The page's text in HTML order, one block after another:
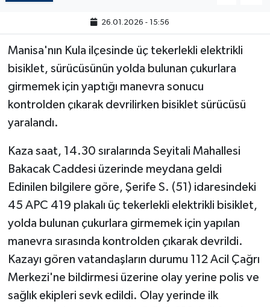
26.01.2026 - 15:56
Manisa'nın Kula ilçesinde üç tekerlekli elektrikli
bisiklet, sürücüsünün yolda bulunan çukurlara
girmemek için yaptığı manevra sonucu
kontrolden çıkarak devrilirken bisiklet sürücüsü
yaralandı.
Kaza saat, 14.30 sıralarında Seyitali Mahallesi
Bakacak Caddesi üzerinde meydana geldi
Edinilen bilgilere göre, Şerife S. (51) idaresindeki
45 APC 419 plakalı üç tekerlekli elektrikli bisiklet,
yolda bulunan çukurlara girmemek için yapılan
manevra sırasında kontrolden çıkarak devrildi.
Kazayı gören vatandaşların durumu 112 Acil Çağrı
Merkezi'ne bildirmesi üzerine olay yerine polis ve
sağlık ekipleri sevk edildi. Olay yerinde ilk